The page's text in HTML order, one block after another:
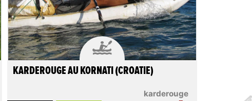

karderouge
KARDEROUGE AU KORNATI (CROATIE)